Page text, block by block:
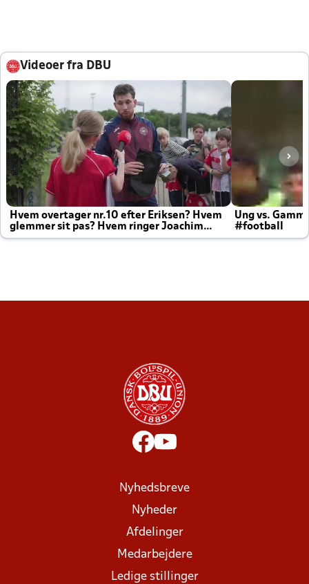
Videoer fra DBU
Hvem overtager nr.10 efter Eriksen? Hvem
glemmer sit pas? Hvem ringer Joachim
altid til efter kampe?
Ung vs.
#football
Nyhedsbreve
Nyheder
Afdelinger
Medarbejdere
Ledige stillinger